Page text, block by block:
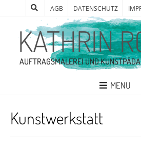
AGB DATENSCHUTZ
KATHRIN
AUFTRAGSMALEREI UND
MENU
Kunstwerkstatt